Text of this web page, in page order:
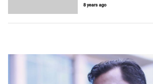
8 years ago